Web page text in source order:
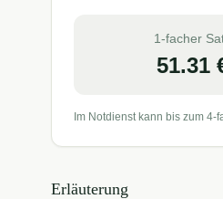
1-facher
51.31
Im Notdienst kann bis zum 4-
Erläuterung